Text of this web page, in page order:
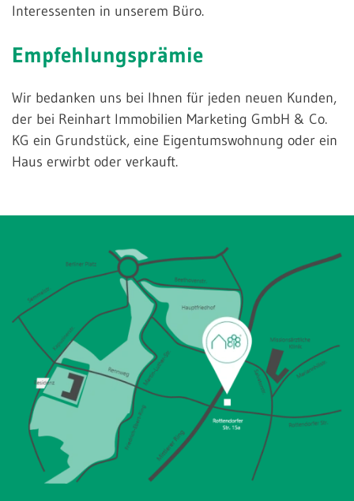
Interessenten in unserem Büro.
Empfehlungsprämie
Wir bedanken uns bei Ihnen für jeden neuen Kunden,
der bei Reinhart Immobilien Marketing GmbH & Co.
KG ein Grundstück, eine Eigentumswohnung oder ein
Haus erwirbt oder verkauft.